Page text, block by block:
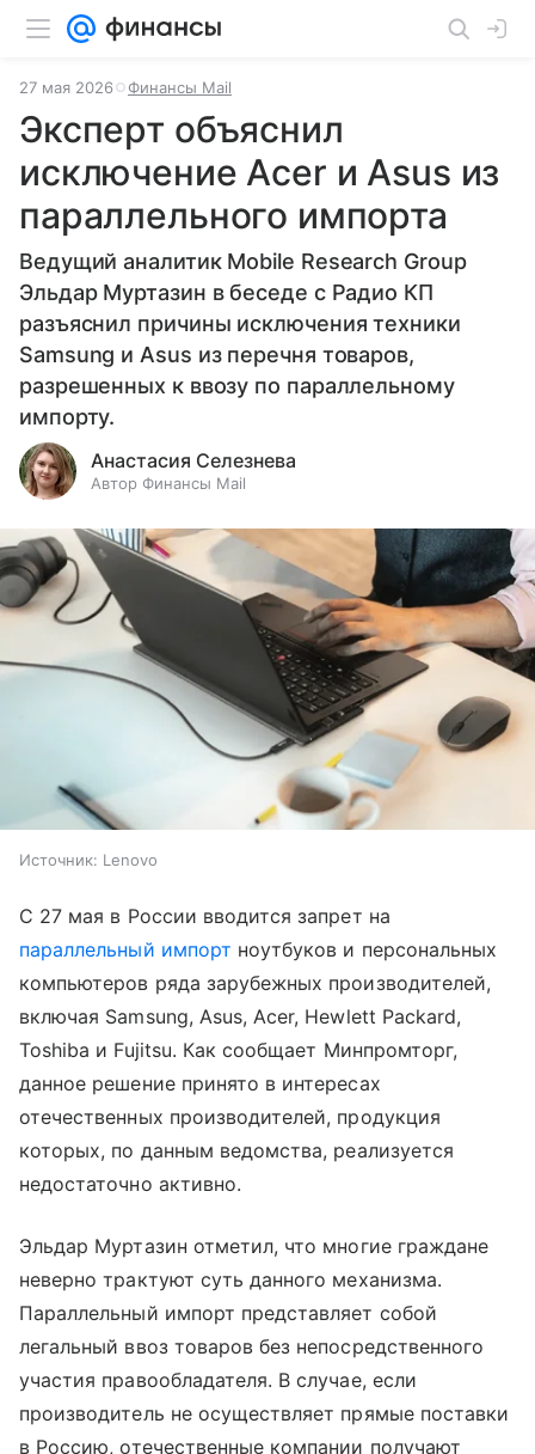
27 мая 2026 Финансы Mail
Эксперт объяснил
исключение Acer и Asus из
параллельного импорта
Ведущий аналитик Mobile Research Group
Эльдар Муртазин в беседе с Радио КП
разъяснил причины исключения техники
Samsung и Asus из перечня товаров,
разрешенных к ввозу по параллельному
импорту.
Анастасия Селезнева
Автор Финансы Mail
Источник: Lenovo
С 27 мая в России вводится запрет на
параллельный импорт ноутбуков и персональных
компьютеров ряда зарубежных производителей,
включая Samsung, Asus, Acer, Hewlett Packard,
Toshiba и Fujitsu. Как сообщает Минпромторг,
данное решение принято в интересах
отечественных производителей, продукция
которых, по данным ведомства, реализуется
недостаточно активно.
Эльдар Муртазин отметил, что многие граждане
неверно трактуют суть данного механизма.
Параллельный импорт представляет собой
легальный ввоз товаров без непосредственного
участия правообладателя. В случае, если
производитель не осуществляет прямые поставки
в Россию, отечественные компании получают